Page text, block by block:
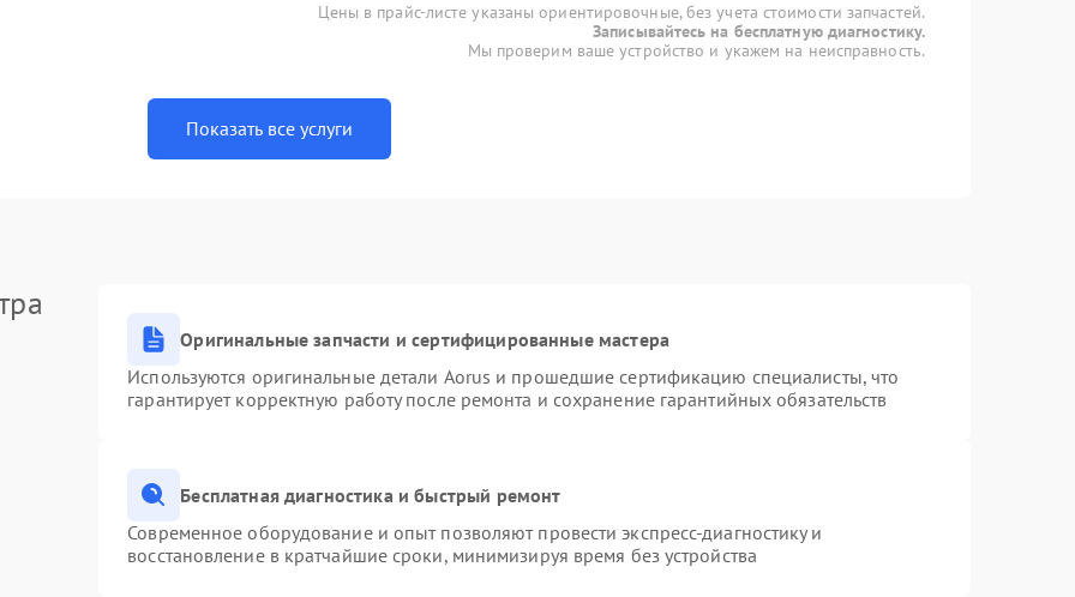
Цены в прайс-листе указаны ориентировочные, без учета стоимости запчастей.
Записывайтесь на бесплатную диагностику.
Мы проверим ваше устройство и укажем на неисправность.
Показать все услуги
Оригинальные запчасти и сертифицированные мастера
Используются оригинальные детали Aorus и прошедшие сертификацию специалисты, что
гарантирует корректную работу после ремонта и сохранение гарантийных обязательств
Бесплатная диагностика и быстрый ремонт
Современное оборудование и опыт позволяют провести экспресс-диагностику и
восстановление в кратчайшие сроки, минимизируя время без устройства